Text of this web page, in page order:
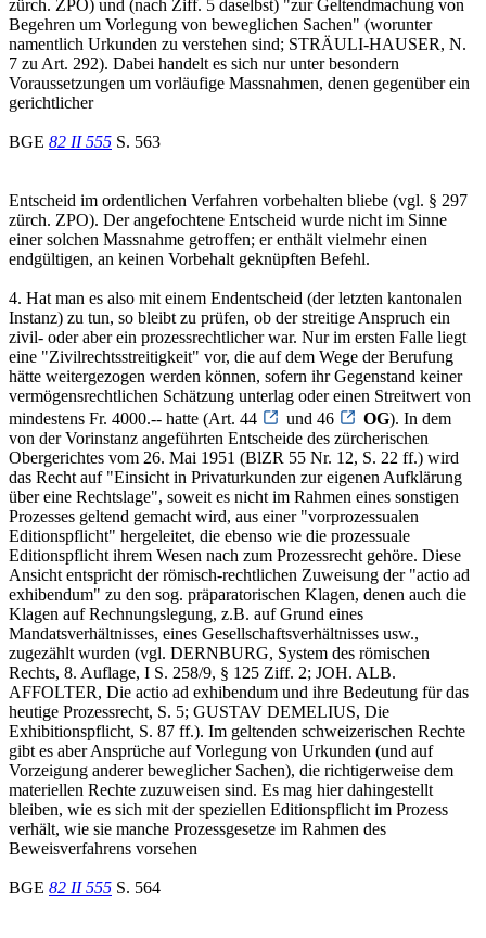
zürch. ZPO) und (nach Ziff. 5 daselbst) "zur Geltendmachung von
Begehren um Vorlegung von beweglichen Sachen" (worunter
namentlich Urkunden zu verstehen sind; STRÄULI-HAUSER, N.
7 zu Art. 292). Dabei handelt es sich nur unter besondern
Voraussetzungen um vorläufige Massnahmen, denen gegenüber ein
gerichtlicher
BGE 82 II 555 S. 563
Entscheid im ordentlichen Verfahren vorbehalten bliebe (vgl. § 297
zürch. ZPO). Der angefochtene Entscheid wurde nicht im Sinne
einer solchen Massnahme getroffen; er enthält vielmehr einen
endgültigen, an keinen Vorbehalt geknüpften Befehl.
4. Hat man es also mit einem Endentscheid (der letzten kantonalen
Instanz) zu tun, so bleibt zu prüfen, ob der streitige Anspruch ein
zivil- oder aber ein prozessrechtlicher war. Nur im ersten Falle liegt
eine "Zivilrechtsstreitigkeit" vor, die auf dem Wege der Berufung
hätte weitergezogen werden können, sofern ihr Gegenstand keiner
vermögensrechtlichen Schätzung unterlag oder einen Streitwert von
mindestens Fr. 4000.-- hatte (Art. 44
und 46 OG). In dem
von der Vorinstanz angeführten Entscheide des zürcherischen
Obergerichtes vom 26. Mai 1951 (BlZR 55 Nr. 12, S. 22 ff.) wird
das Recht auf "Einsicht in Privaturkunden zur eigenen Aufklärung
über eine Rechtslage", soweit es nicht im Rahmen eines sonstigen
Prozesses geltend gemacht wird, aus einer "vorprozessualen
Editionspflicht" hergeleitet, die ebenso wie die prozessuale
Editionspflicht ihrem Wesen nach zum Prozessrecht gehöre. Diese
Ansicht entspricht der römisch-rechtlichen Zuweisung der "actio ad
exhibendum" zu den sog. präparatorischen Klagen, denen auch die
Klagen auf Rechnungslegung, z.B. auf Grund eines
Mandatsverhältnisses, eines Gesellschaftsverhältnisses usw.,
zugezählt wurden (vgl. DERNBURG, System des römischen
Rechts, 8. Auflage, I S. 258/9, § 125 Ziff. 2; JOH. ALB.
AFFOLTER, Die actio ad exhibendum und ihre Bedeutung für das
heutige Prozessrecht, S. 5; GUSTAV DEMELIUS, Die
Exhibitionspflicht, S. 87 ff.). Im geltenden schweizerischen Rechte
gibt es aber Ansprüche auf Vorlegung von Urkunden (und auf
Vorzeigung anderer beweglicher Sachen), die richtigerweise dem
materiellen Rechte zuzuweisen sind. Es mag hier dahingestellt
bleiben, wie es sich mit der speziellen Editionspflicht im Prozess
verhält, wie sie manche Prozessgesetze im Rahmen des
Beweisverfahrens vorsehen
BGE 82 II 555 S. 564